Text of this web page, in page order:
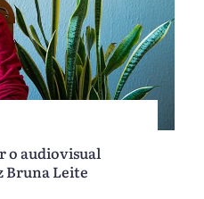
o audiovisual
Bruna Leite